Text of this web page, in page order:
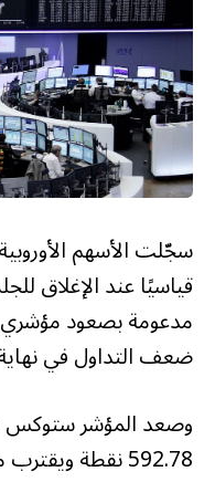
​سجّلت الأسهم الأوروبية
قياسيًا عند الإغلاق
مدعومة بصعود مؤشري
ضعف التداول في
592.78 نقطة ويقترب من حاجز 600 نقطة.